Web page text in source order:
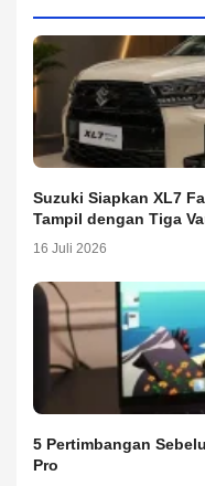
Suzuki Siapkan XL7
Tampil dengan Tiga
16 Juli 2026
5 Pertimbangan
Pro